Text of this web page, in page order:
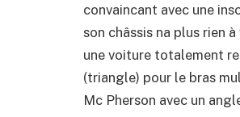
convaincant avec une
son châssis na plus rien
une voiture totalement
(triangle) pour le bras
Mc Pherson avec un